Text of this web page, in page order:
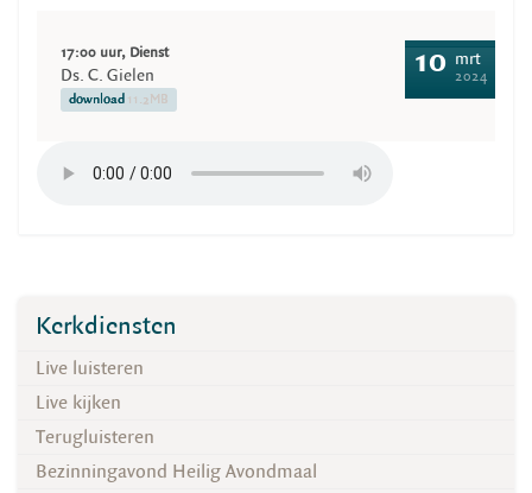
17:00 uur, Dienst
Ds. C. Gielen
download 11.2MB
10 mrt
2024
Kerkdiensten
Live luisteren
Live kijken
Terugluisteren
Bezinningavond Heilig Avondmaal